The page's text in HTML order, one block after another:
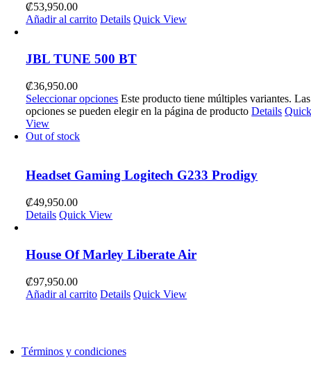
₡53,950.00
Añadir al carrito Details Quick View
JBL TUNE 500 BT
₡36,950.00
Seleccionar opciones Este producto tiene múltiples variantes. Las
opciones se pueden elegir en la página de productoDetails
View
Out of stock
Headset Gaming Logitech G233 Prodigy
₡49,950.00
Details Quick View
House Of Marley Liberate Air
₡97,950.00
Añadir al carrito Details Quick View
Términos y condiciones